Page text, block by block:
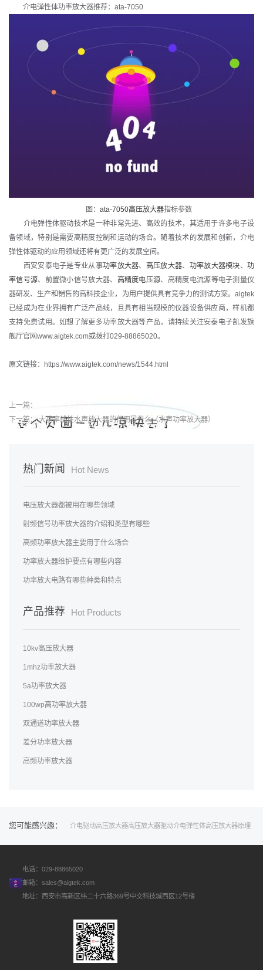
介电弹性体功率放大器推荐：ata-7050
图： ata-7050高压放大器指标参数
介电弹性体驱动技术是一种非常先进、高效的技术，其适用于许多电子设
备领域，特别是需要高精度控制和运动的场合。随着技术的发展和创新，介电
弹性体驱动的应用领域还将有更广泛的发展空间。
西安安泰电子是专业从事功率放大器、 高压放大器、 功率放大器模块、功
率信号源、前置微小信号放大器、 高精度电压源、高精度电流源等电子测量仪
器研发、生产和销售的高科技企业，为用户提供具有竞争力的测试方案。aigtek
已经成为在业界拥有广泛产品线，且具有相当规模的仪器设备供应商，样机都
支持免费试用。如想了解更多功率放大器等产品，请持续关注安泰电子凯发旗
舰厅官网www.aigtek.com或拨打029-88865020。
原文链接：https://www.aigtek.com/news/1544.html
上一篇：
下一篇：大功率线性水声放大器的作用是什么（水声功率放大器）
热门新闻 Hot News
电压放大器都被用在哪些领域
射频信号功率放大器的介绍和类型有哪些
高频功率放大器主要用于什么场合
功率放大器维护要点有哪些内容
功率放大电路有哪些种类和特点
产品推荐 Hot Products
10kv高压放大器
1mhz功率放大器
5a功率放大器
100wp高功率放大器
双通道功率放大器
差分功率放大器
高频功率放大器
您可能感兴趣： 介电驱动高压放大器高压放大器驱动介电弹性体高压放大器原理
电话：029-88865020
邮箱： sales@aigtek.com
地址：西安市高新区纬二十六路369号中交科技城西区12号楼